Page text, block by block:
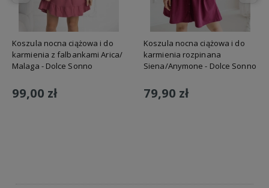
Koszula nocna ciążowa i do
karmienia z falbankami Arica/
Malaga - Dolce Sonno
99,00 zł
Koszula nocna ciążowa i do
karmienia rozpinana
Siena/Anymone - Dolce Sonno
79,90 zł